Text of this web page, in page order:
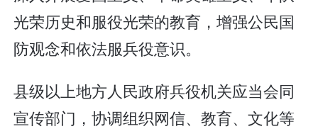
光荣历史和服役光荣的教育，增强公民国
防观念和依法服兵役意识。
县级以上地方人民政府兵役机关应当会同
宣传部门，协调组织网信、教育、文化等